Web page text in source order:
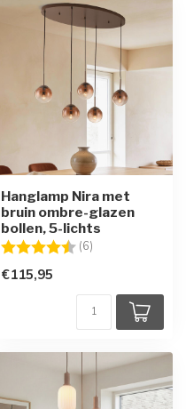
Hanglamp Nira met
bruin ombre-glazen
bollen, 5-lichts
Beoordeling: (6)
€115,95